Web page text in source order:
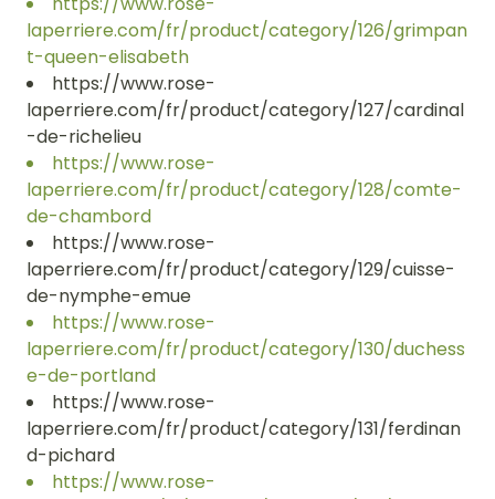
laperriere.com/fr/product/category/126/grimpan
t-queen-elisabeth
https://www.rose-
laperriere.com/fr/product/category/127/cardinal
-de-richelieu
https://www.rose-
laperriere.com/fr/product/category/128/comte-
de-chambord
https://www.rose-
laperriere.com/fr/product/category/129/cuisse-
de-nymphe-emue
https://www.rose-
laperriere.com/fr/product/category/130/duchess
e-de-portland
https://www.rose-
laperriere.com/fr/product/category/131/ferdinan
d-pichard
https://www.rose-